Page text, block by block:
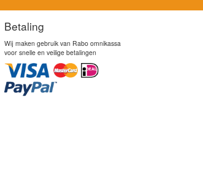
Betaling
Wij maken gebruik van Rabo omnikassa
voor snelle en veilige betalingen